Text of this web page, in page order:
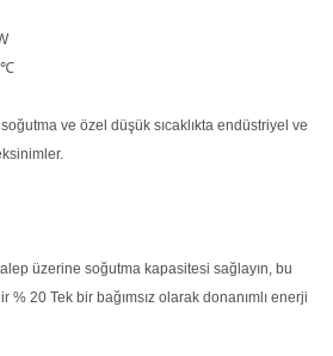
℃
ve özel düşük sıcaklıkta endüstriyel ve
üzerine soğutma kapasitesi sağlayın, bu
20 Tek bir bağımsız olarak donanımlı enerji